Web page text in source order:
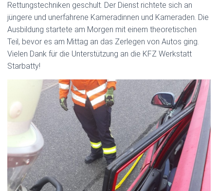
N
Rettungstechniken geschult. Der Dienst richtete sich an
jüngere und unerfahrene Kameradinnen und Kameraden. Die
Ausbildung startete am Morgen mit einem theoretischen
Teil, bevor es am Mittag an das Zerlegen von Autos ging.
Vielen Dank für die Unterstützung an die KFZ Werkstatt
Starbatty!